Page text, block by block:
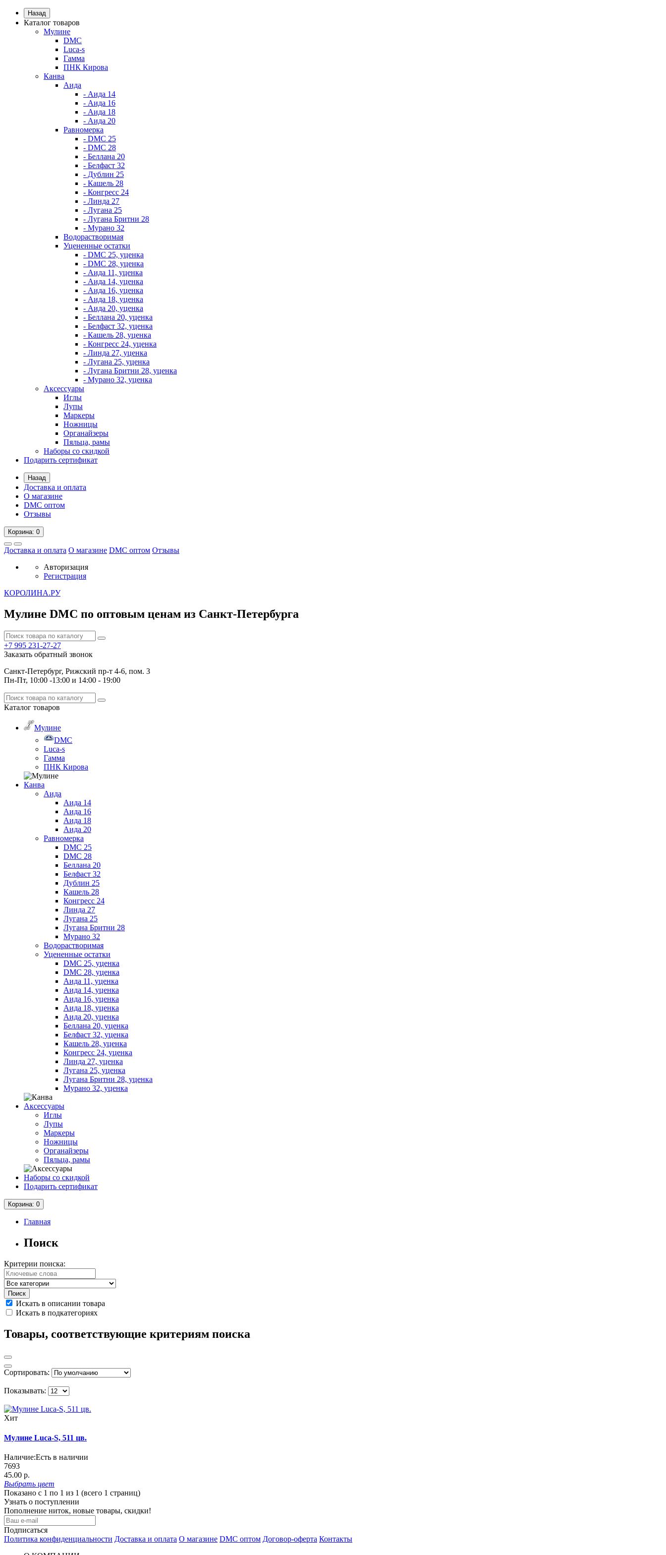
Назад
Каталог товаров
Мулине
DMC
Luca-s
Гамма
ПНК Кирова
Канва
Аида
- Аида 14
- Аида 16
- Аида 18
- Аида 20
Равномерка
- DMC 25
- DMC 28
- Беллана 20
- Белфаст 32
- Дублин 25
- Кашель 28
- Конгресс 24
- Линда 27
- Лугана 25
- Лугана Бритни 28
- Мурано 32
Водорастворимая
Уцененные остатки
- DMC 25, уценка
- DMC 28, уценка
- Аида 11, уценка
- Аида 14, уценка
- Аида 16, уценка
- Аида 18, уценка
- Аида 20, уценка
- Беллана 20, уценка
- Белфаст 32, уценка
- Кашель 28, уценка
- Конгресс 24, уценка
- Линда 27, уценка
- Лугана 25, уценка
- Лугана Бритни 28, уценка
- Мурано 32, уценка
Аксессуары
Иглы
Лупы
Маркеры
Ножницы
Органайзеры
Пяльца, рамы
Наборы со скидкой
Подарить сертификат
Назад
Доставка и оплата
О магазине
DMC оптом
Отзывы
Корзина: 0
Доставка и оплата О магазине DMC оптом Отзывы
Авторизация
Регистрация
КОРОЛИНА.РУ
Мулине DMC по оптовым ценам из Санкт-Петербурга
+7 995 231-27-27
Заказать обратный звонок
Санкт-Петербург, Рижский пр-т 4-6, пом. 3
Пн-Пт, 10:00 -13:00 и 14:00 - 19:00
Каталог товаров
Мулине
DMC
Luca-s
Гамма
ПНК Кирова
Канва
Аида
Аида 14
Аида 16
Аида 18
Аида 20
Равномерка
DMC 25
DMC 28
Беллана 20
Белфаст 32
Дублин 25
Кашель 28
Конгресс 24
Линда 27
Лугана 25
Лугана Бритни 28
Мурано 32
Водорастворимая
Уцененные остатки
DMC 25, уценка
DMC 28, уценка
Аида 11, уценка
Аида 14, уценка
Аида 16, уценка
Аида 18, уценка
Аида 20, уценка
Беллана 20, уценка
Белфаст 32, уценка
Кашель 28, уценка
Конгресс 24, уценка
Линда 27, уценка
Лугана 25, уценка
Лугана Бритни 28, уценка
Мурано 32, уценка
Аксессуары
Иглы
Лупы
Маркеры
Ножницы
Органайзеры
Пяльца, рамы
Наборы со скидкой
Подарить сертификат
Корзина: 0
Главная
Поиск
Критерии поиска:
Искать в описании товара
Искать в подкатегориях
Товары, соответствующие критериям поиска
Сортировать:
Показывать:
Хит
Мулине Luca-S, 511 цв.
Наличие:Есть в наличии
7693
45.00 р.
Выбрать цвет
Показано с 1 по 1 из 1 (всего 1 страниц)
Узнать о поступлении
Пополнение ниток, новые товары, скидки!
Подписаться
Политика конфиденциальности Доставка и оплата О магазине DMC оптом Договор-оферта Контакты